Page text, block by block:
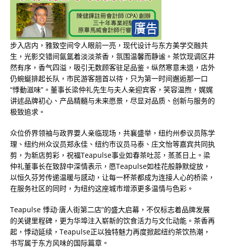
步入店内，雅致空间令人眼前一亮，现代设计与东方美学交融共
生，光影交错间氤氲着淡淡茶香，氛围温馨而静谧。茶饮现调区井
然有序，香气四溢，吸引无数顾客驻足品鉴。纵然寒意未退，店外
仍蜿蜒排起长队，市民游客翘首以待，只为第一时间邂逅那一口
“悸動滋味”。董事长梁仲礼先生与夫人亲迎宾客，笑容温煦，娓娓
讲述品牌初心、产品精髓与未来愿景，尽显对品质、创新与服务的
极致追求。
众位侨界领袖与政界要人亲临现场，共襄盛举，纽约州参议员陈学
理、纽约州众议员郑永佳、纽约市议员马泰、庄文怡等嘉宾共同执
剪，为新店剪彩，祝福Teapulse事业如春茶吐蕊，蒸蒸日上。梁
仲礼董事长在致辞中深情表示，愿Teapulse如桂花般静默绽放，
以恒久芬芳传递温暖与感动，让每一杯茶都成为连接人心的桥梁，
在服务社区的同时，为纽约这座城市增添更多温情与色彩。
Teapulse 悸动·唐人街第二店”的盛大启幕，不仅标志着品牌发展
的关键里程碑，更为华埠注入崭新的饮食活力与文化动能。茶香再
起，悸动延续，Teapulse正以独特魅力再度掀起纽约茶饮热潮，
书写属于东方风味的国际篇章。